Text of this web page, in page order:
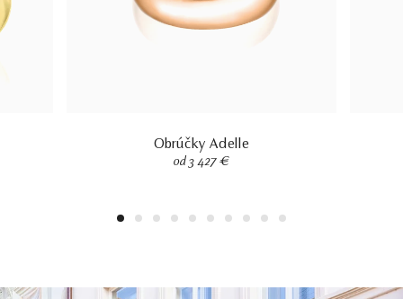
Obrúčky Adelle
od 3 427 €
1 2 3 4 5 6 7 8 9 10